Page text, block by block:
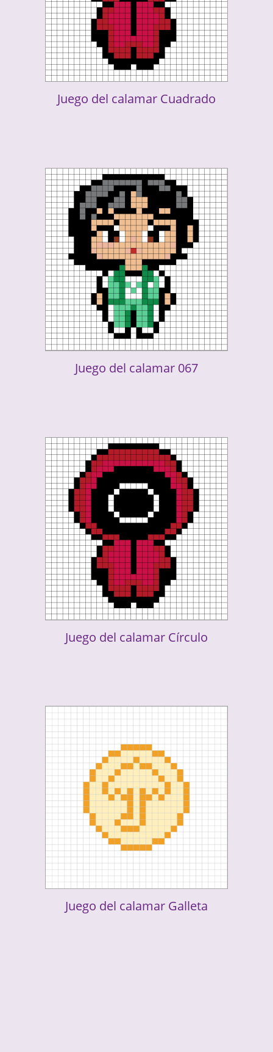
Juego del calamar Cuadrado
Juego del calamar 067
Juego del calamar Círculo
Juego del calamar Galleta